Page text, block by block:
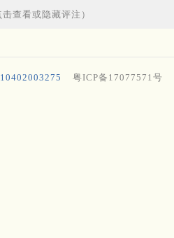
击查看或隐藏评注）
粤ICP备17077571号